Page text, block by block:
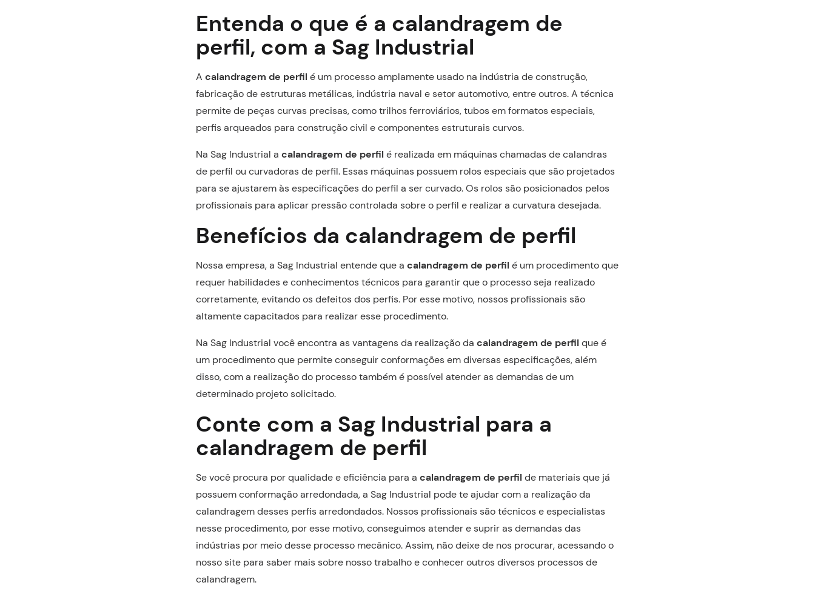
Entenda o que é a calandragem de
perfil, com a Sag Industrial
Acalandragem de perfil é um processo amplamente usado na indústria de construção,
fabricação de estruturas metálicas, indústria naval e setor automotivo, entre outros. A técnica
permite de peças curvas precisas, como trilhos ferroviários, tubos em formatos especiais,
perfis arqueados para construção civil e componentes estruturais curvos.
Na Sag Industrial acalandragem de perfil é realizada em máquinas chamadas de calandras
de perfil ou curvadoras de perfil. Essas máquinas possuem rolos especiais que são projetados
para se ajustarem às especificações do perfil a ser curvado. Os rolos são posicionados pelos
profissionais para aplicar pressão controlada sobre o perfil e realizar a curvatura desejada.
Benefícios da calandragem de perfil
Nossa empresa, a Sag Industrial entende que acalandragem de perfil é um procedimento que
requer habilidades e conhecimentos técnicos para garantir que o processo seja realizado
corretamente, evitando os defeitos dos perfis. Por esse motivo, nossos profissionais são
altamente capacitados para realizar esse procedimento.
Na Sag Industrial você encontra as vantagens da realização dacalandragem de perfil que é
um procedimento que permite conseguir conformações em diversas especificações, além
disso, com a realização do processo também é possível atender as demandas de um
determinado projeto solicitado.
Conte com a Sag Industrial para a
calandragem de perfil
Se você procura por qualidade e eficiência para acalandragem de perfil de materiais que já
possuem conformação arredondada, a Sag Industrial pode te ajudar com a realização da
calandragem desses perfis arredondados. Nossos profissionais são técnicos e especialistas
nesse procedimento, por esse motivo, conseguimos atender e suprir as demandas das
indústrias por meio desse processo mecânico. Assim, não deixe de nos procurar, acessando o
nosso site para saber mais sobre nosso trabalho e conhecer outros diversos processos de
calandragem.